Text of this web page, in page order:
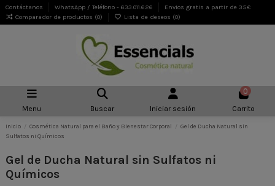
Contáctanos WhatsApp / Teléfono - 633.011.626
Envios gratis a partir de 35€
Comparador de productos (0) Lista de deseos (0)
Menu Buscar Iniciar sesión
0
Carrito
Inicio Cosmética Natural para el Baño y Bienestar Corporal
Gel de Ducha Natural sin
Sulfatos ni Químicos
Gel de Ducha Natural sin Sulfatos ni
Químicos